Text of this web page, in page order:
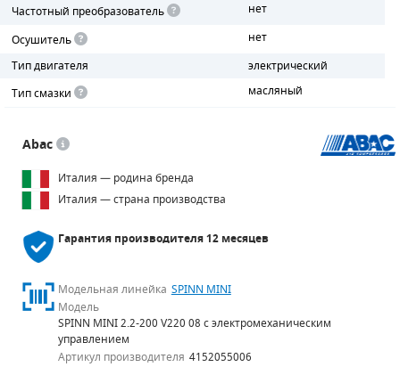
Частотный преобразователь
нет
Осушитель
нет
Тип двигателя
электрический
Тип смазки
масляный
Abac
Италия — родина бренда
Италия — страна производства
Гарантия производителя12 месяцев
Модельная линейка SPINN MINI
Модель
SPINN MINI 2.2-200 V220 08 с электромеханическим
управлением
Артикул производителя 4152055006
ДЕТАЛИ СПИРАЛЬНЫХ КОМПРЕССОРОВ
ДЕТАЛИ НАСОСНОЙ ЧАСТИ
ДЕТАЛИ ПОГРУЖНЫХ НАСОСОВ
ДЛЯ ВАКУУМНЫХ НАСОСОВ